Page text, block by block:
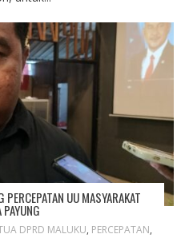
UU MASYARAKAT
DPRD MALUKU, PERCEPATAN,